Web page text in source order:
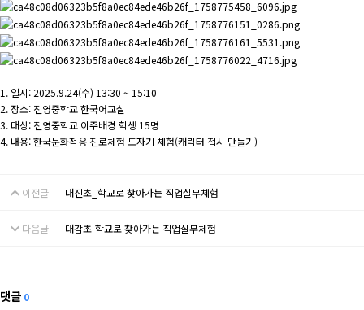
1. 일시: 2025.9.24(수) 13:30 ~ 15:10
2. 장소: 진영중학교 한국어교실
3. 대상: 진영중학교 이주배경 학생 15명
4. 내용: 한국문화적응 진로체험 도자기 체험(캐릭터 접시 만들기)
이전글 대진초_학교로 찾아가는 직업실무체험
다음글 대감초-학교로 찾아가는 직업실무체험
댓글 0